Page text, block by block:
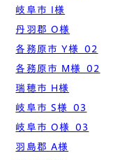
岐阜市 I様
丹羽郡 O様
各務原市 Y様_02
各務原市 M様_02
瑞穂市 H様
岐阜市 S様_03
岐阜市 O様_03
羽島郡 A様